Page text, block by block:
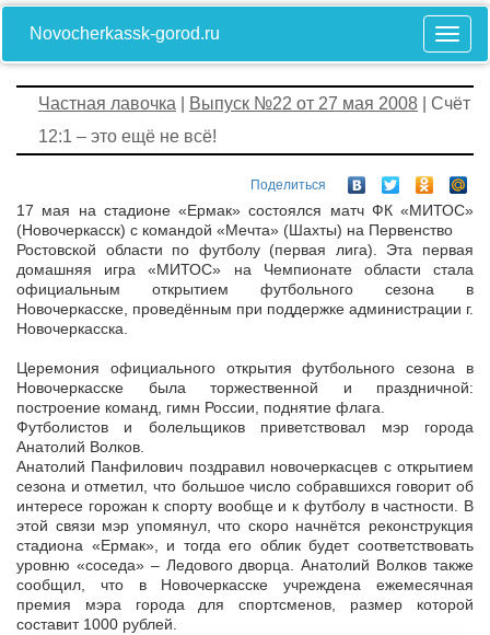
Novocherkassk-gorod.ru
Частная лавочка Выпуск №22 от 27 мая 2008 | Счёт
12:1 – это ещё не всё!
Поделиться
17 мая на стадионе «Ермак» состоялся матч ФК «МИТОС»
(Новочеркасск) с командой «Мечта» (Шахты) на Первенство
Ростовской области по футболу (первая лига). Эта первая
домашняя игра «МИТОС» на Чемпионате области стала
официальным открытием футбольного сезона в
Новочеркасске, проведённым при поддержке администрации г.
Новочеркасска.
Церемония официального открытия футбольного сезона в
Новочеркасске была торжественной и праздничной:
построение команд, гимн России, поднятие флага.
Футболистов и болельщиков приветствовал мэр города
Анатолий Волков.
Анатолий Панфилович поздравил новочеркасцев с открытием
сезона и отметил, что большое число собравшихся говорит об
интересе горожан к спорту вообще и к футболу в частности. В
этой связи мэр упомянул, что скоро начнётся реконструкция
стадиона «Ермак», и тогда его облик будет соответствовать
уровню «соседа» – Ледового дворца. Анатолий Волков также
сообщил, что в Новочеркасске учреждена ежемесячная
премия мэра города для спортсменов, размер которой
составит 1000 рублей.